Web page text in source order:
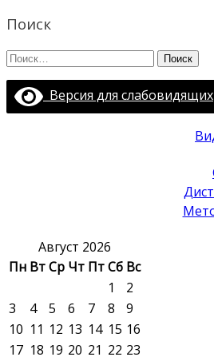
Поиск
Найти:
Версия для слабовидящих
Август 2026
Пн ВтСр Чт ПтСб Вс
1
2
3
4 5 6 7 8
9
10 11 12 13 14 15 16
17 18 19 20 21 22 23